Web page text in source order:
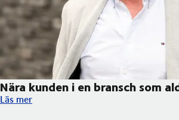
Nära kunden i en bransch som
Nära kunden i en bransch som aldrig står
Läs mer